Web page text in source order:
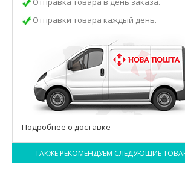
Отправки товара каждый день.
Подробнее о доставке
ТАКЖЕ РЕКОМЕНДУЕМ СЛЕДУЮЩИЕ